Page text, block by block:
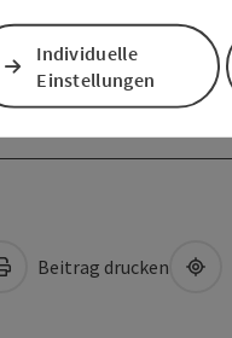
Beitrag drucken
Individuelle
Einstellungen